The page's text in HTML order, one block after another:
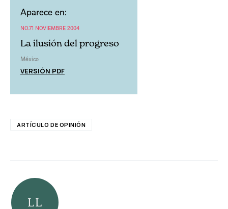
Aparece en:
NO.71 NOVIEMBRE 2004
La ilusión del progreso
México
VERSIÓN PDF
ARTÍCULO DE OPINIÓN